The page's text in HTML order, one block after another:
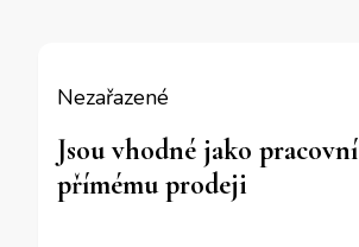
Nezařazené
Jsou vhodné jako
přímému prodeji